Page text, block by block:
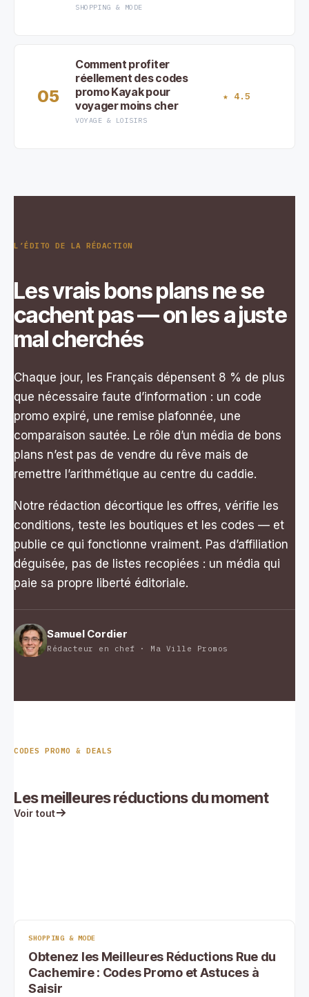
SHOPPING & MODE
05
Comment profiter
réellement des codes
promo Kayak pour
voyager moins cher
VOYAGE & LOISIRS
★ 4.5
L’ÉDITO DE LA RÉDACTION
Les vrais bons plans ne se
cachent pas — on les a juste
mal cherchés
Chaque jour, les Français dépensent 8 % de plus
que nécessaire faute d’information : un code
promo expiré, une remise plafonnée, une
comparaison sautée. Le rôle d’un média de bons
plans n’est pas de vendre du rêve mais de
remettre l’arithmétique au centre du caddie.
Notre rédaction décortique les offres, vérifie les
conditions, teste les boutiques et les codes — et
publie ce qui fonctionne vraiment. Pas d’affiliation
déguisée, pas de listes recopiées : un média qui
paie sa propre liberté éditoriale.
Samuel Cordier
Rédacteur en chef · Ma Ville Promos
CODES PROMO & DEALS
Les meilleures réductions du moment
Voir tout
SHOPPING & MODE
Obtenez les Meilleures Réductions Rue du
Cachemire : Codes Promo et Astuces à
Saisir